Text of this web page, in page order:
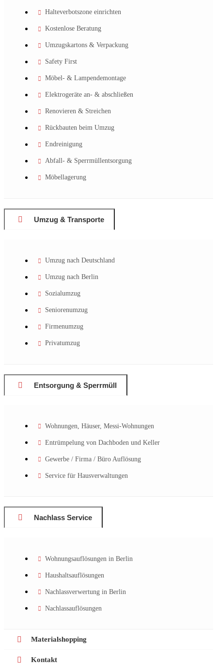
Halteverbotszone einrichten
Kostenlose Beratung
Umzugskartons & Verpackung
Safety First
Möbel- & Lampendemontage
Elektrogeräte an- & abschließen
Renovieren & Streichen
Rückbauten beim Umzug
Endreinigung
Abfall- & Sperrmüllentsorgung
Möbellagerung
Umzug & Transporte
Umzug nach Deutschland
Umzug nach Berlin
Sozialumzug
Seniorenumzug
Firmenumzug
Privatumzug
Entsorgung & Sperrmüll
Wohnungen, Häuser, Messi-Wohnungen
Entrümpelung von Dachboden und Keller
Gewerbe / Firma / Büro Auflösung
Service für Hausverwaltungen
Nachlass Service
Wohnungsauflösungen in Berlin
Haushaltsauflösungen
Nachlassverwertung in Berlin
Nachlassauflösungen
Materialshopping
Kontakt